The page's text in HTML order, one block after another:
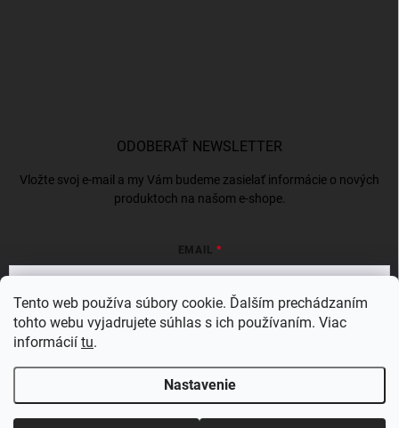
Tento web používa súbory cookie. Ďalším prechádzaním
tohto webu vyjadrujete súhlas s ich používaním. Viac
informácií tu.
Nastavenie
ODOBERAŤ NEWSLETTER
Vložte svoj e-mail a my Vám budeme zasielať informácie o nových
produktoch na našom e-shope.
EMAIL
Vložením e-mailu súhlasíte s
Prihlásiť sa